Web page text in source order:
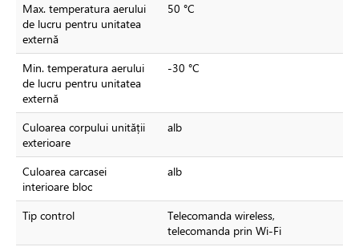
Max. temperatura aerului
de lucru pentru unitatea
externă
50 °C
Min. temperatura aerului
de lucru pentru unitatea
externă
-30 °C
Culoarea corpului unității
exterioare
alb
Culoarea carcasei
interioare bloc
alb
Tip control
Telecomanda wireless,
telecomanda prin Wi-Fi